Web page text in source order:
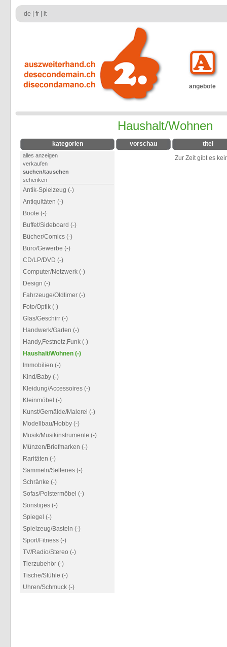
de fr it
angebote
Haushalt/Wohnen
kategorien
alles anzeigen
verkaufen
suchen/tauschen
schenken
Antik-Spielzeug (-)
Antiquitäten (-)
Boote (-)
Buffet/Sideboard (-)
Bücher/Comics (-)
Büro/Gewerbe (-)
CD/LP/DVD (-)
Computer/Netzwerk (-)
Design (-)
Fahrzeuge/Oldtimer (-)
Foto/Optik (-)
Glas/Geschirr (-)
Handwerk/Garten (-)
Handy,Festnetz,Funk (-)
Haushalt/Wohnen (-)
Immobilien (-)
Kind/Baby (-)
Kleidung/Accessoires (-)
Kleinmöbel (-)
Kunst/Gemälde/Malerei (-)
Modellbau/Hobby (-)
Musik/Musikinstrumente (-)
Münzen/Briefmarken (-)
Raritäten (-)
Sammeln/Seltenes (-)
Schränke (-)
Sofas/Polstermöbel (-)
Sonstiges (-)
Spiegel (-)
Spielzeug/Basteln (-)
Sport/Fitness (-)
TV/Radio/Stereo (-)
Tierzubehör (-)
Tische/Stühle (-)
Uhren/Schmuck (-)
vorschau
titel
Zur Zeit gibt es